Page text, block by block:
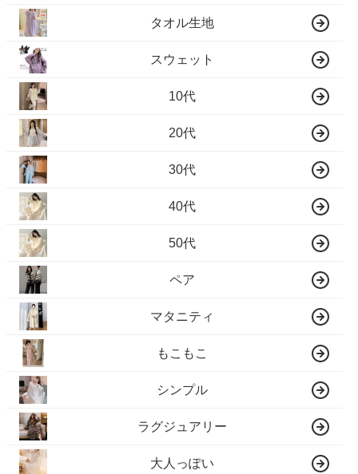
タオル生地
スウェット
10代
20代
30代
40代
50代
ペア
マタニティ
もこもこ
シンプル
ラグジュアリー
大人っぽい